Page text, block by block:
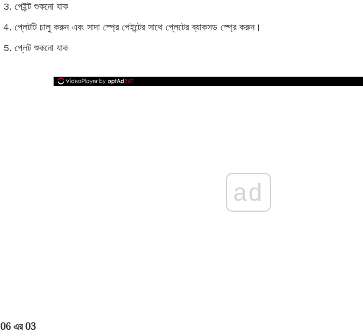
পেইন্ট শুকনো যাক
প্লেটটি চালু করুন এবং সাদা স্প্রে পেইন্টের সাথে প্লেটের ব্যাকসড স্প্রে করুন।
প্লেট শুকনো যাক
ad
06 এর 03